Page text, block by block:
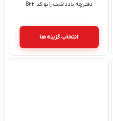
دفترچه یادداشت رابو کد B۲۲
انتخاب گزینه ها